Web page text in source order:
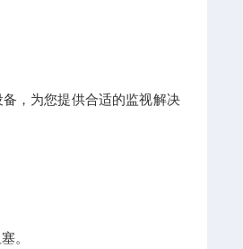
，为您提供合适的监视解决
。